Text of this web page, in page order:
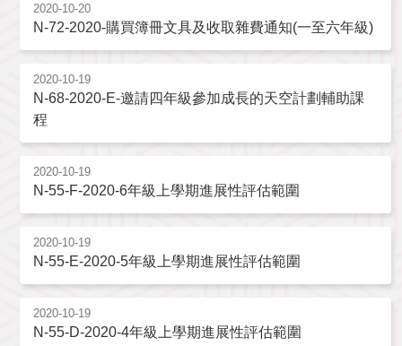
2020-10-20
N-72-2020-購買簿冊文具及收取雜費通知(一至六年級)
2020-10-19
N-68-2020-E-邀請四年級參加成長的天空計劃輔助課
程
2020-10-19
N-55-F-2020-6年級上學期進展性評估範圍
2020-10-19
N-55-E-2020-5年級上學期進展性評估範圍
2020-10-19
N-55-D-2020-4年級上學期進展性評估範圍